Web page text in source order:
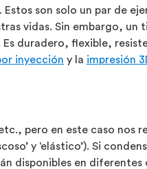
son solo un par de
vidas. Sin embargo,
duradero, flexible,
inyección y la impresión
pero en este caso nos
y ‘elástico’). Si
disponibles en